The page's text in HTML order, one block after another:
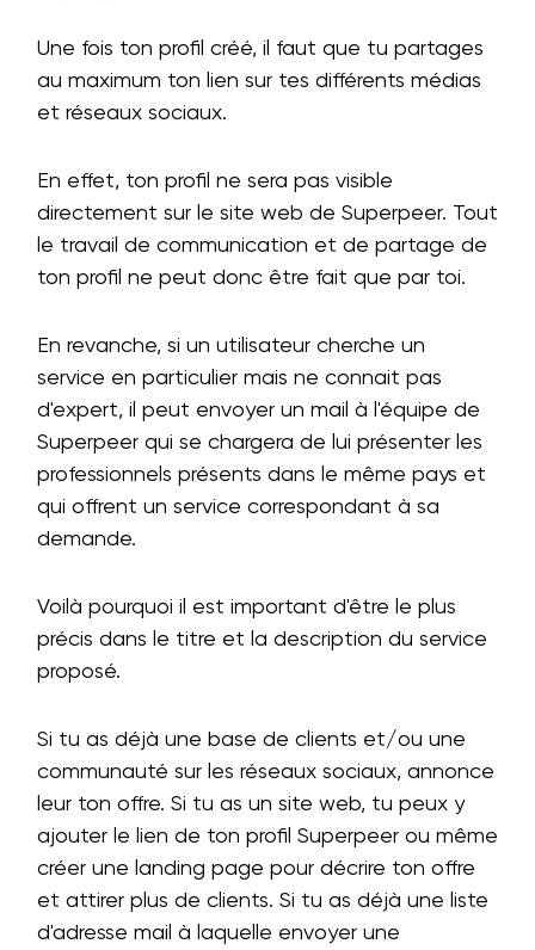
Une fois ton profil créé, il faut que tu partages
au maximum ton lien sur tes différents médias
et réseaux sociaux.
En effet, ton profil ne sera pas visible
directement sur le site web de Superpeer. Tout
le travail de communication et de partage de
ton profil ne peut donc être fait que par toi.
En revanche, si un utilisateur cherche un
service en particulier mais ne connait pas
d'expert, il peut envoyer un mail à l'équipe de
Superpeer qui se chargera de lui présenter les
professionnels présents dans le même pays et
qui offrent un service correspondant à sa
demande.
Voilà pourquoi il est important d'être le plus
précis dans le titre et la description du service
proposé.
Si tu as déjà une base de clients et/ou une
communauté sur les réseaux sociaux, annonce
leur ton offre. Si tu as un site web, tu peux y
ajouter le lien de ton profil Superpeer ou même
créer une landing page pour décrire ton offre
et attirer plus de clients. Si tu as déjà une liste
d'adresse mail à laquelle envoyer une